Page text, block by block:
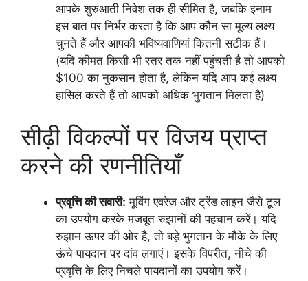
आपके शुरुआती निवेश तक ही सीमित है, जबकि इनाम
इस बात पर निर्भर करता है कि आप कौन सा मूल्य लक्ष्य
चुनते हैं और आपकी भविष्यवाणियां कितनी सटीक हैं।
(यदि कीमत किसी भी स्तर तक नहीं पहुंचती है तो आपको
$100 का नुकसान होता है, लेकिन यदि आप कई लक्ष्य
हासिल करते हैं तो आपको अधिक भुगतान मिलता है)
सीढ़ी विकल्पों पर विजय प्राप्त
करने की रणनीतियाँ
प्रवृत्ति की सवारी: मूविंग एवरेज और ट्रेंड लाइन जैसे टूल
का उपयोग करके मजबूत रुझानों की पहचान करें। यदि
रुझान ऊपर की ओर है, तो बड़े भुगतान के मौके के लिए
ऊंचे पायदान पर दांव लगाएं। इसके विपरीत, नीचे की
प्रवृत्ति के लिए निचले पायदानों का उपयोग करें।